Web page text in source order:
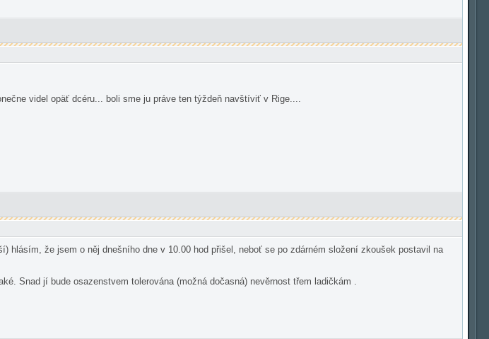
videl opäť dcéru... boli sme ju práve ten týždeň navštíviť v Rige....
hlásím, že jsem o něj dnešního dne v 10.00 hod přišel, neboť se po zdárném složení zkoušek postavil na
Snad jí bude osazenstvem tolerována (možná dočasná) nevěrnost třem ladičkám .